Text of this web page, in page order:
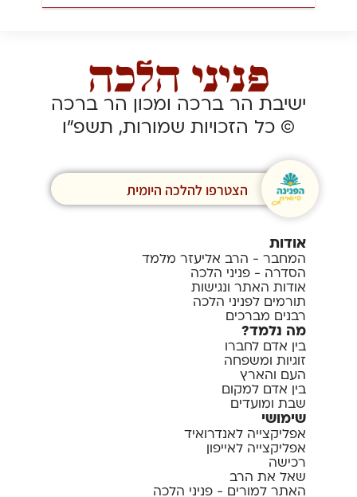
ישיבת הר ברכה ומכון הר ברכה
© כל הזכויות שמורות, תשפ”ו
הצטרפו להלכה היומית
אודות
המחבר - הרב אליעזר מלמד
הסדרה - פניני הלכה
אודות האתר ונגישות
תורמים לפניני הלכה
רבנים מברכים
מה נלמד?
בין אדם לחברו
זוגיות ומשפחה
העם והארץ
בין אדם למקום
שבת ומועדים
שימושי
אפליקצייה לאנדרואיד
אפליקצייה לאייפון
רכישה
שאל את הרב
האתר למורים - פניני הלכה